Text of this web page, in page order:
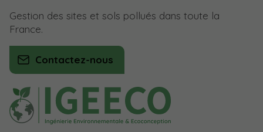
Gestion des sites et sols pollués dans toute la
France.
Contactez-nous